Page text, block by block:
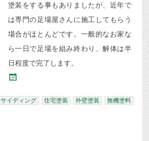
塗装をする事もありましたが、近年で
は専門の足場屋さんに施工してもらう
場合がほとんどです。一般的なお家な
ら一日で足場を組み終わり、解体は半
日程度で完了します。
サイディング 住宅塗装 外壁塗装 無機塗料